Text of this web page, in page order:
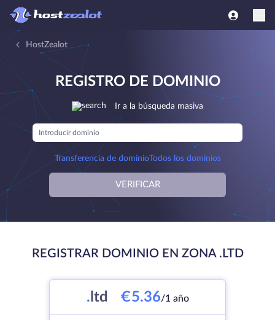
HostZealot
REGISTRO DE DOMINIO
Ir a la búsqueda masiva
Transferencia de dominioTodos los dominios
VERIFICAR
REGISTRAR DOMINIO EN ZONA .LTD
. ltd €5.36/1 año